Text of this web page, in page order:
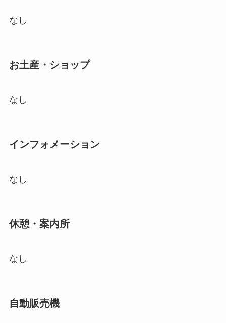
なし
お土産・ショップ
なし
インフォメーション
なし
休憩・案内所
なし
自動販売機